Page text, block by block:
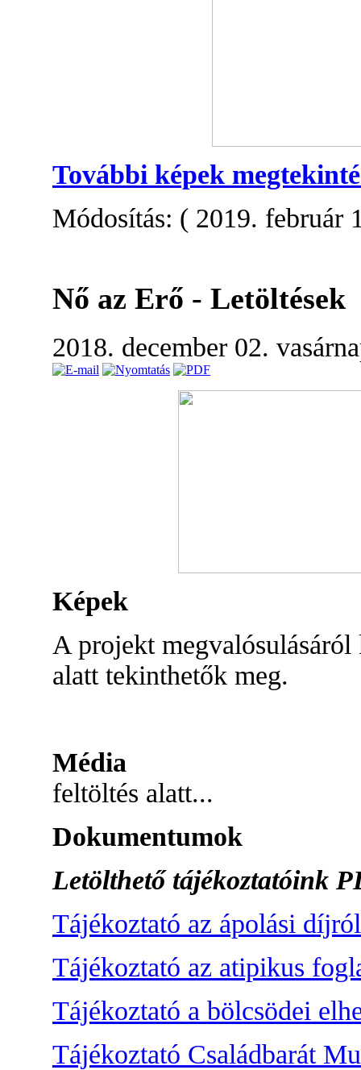
További képek
Módosítás: ( 2019. február
Nő az Erő - Letöltések
2018. december 02.
Képek
A projekt
alatt tekinthetők meg.
Média
feltöltés alatt...
Dokumentumok
Letölthető tájékoztatóink
Tájékoztató az ápolási díjról
Tájékoztató az atipikus
Tájékoztató a bölcsödei
Tájékoztató Családbarát